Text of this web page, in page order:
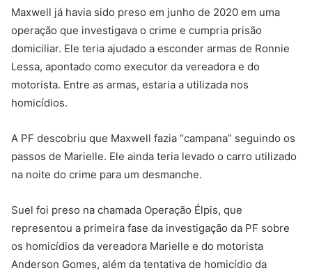
Maxwell já havia sido preso em junho de 2020 em uma
operação que investigava o crime e cumpria prisão
domiciliar. Ele teria ajudado a esconder armas de Ronnie
Lessa, apontado como executor da vereadora e do
motorista. Entre as armas, estaria a utilizada nos
homicídios.
A PF descobriu que Maxwell fazia “campana” seguindo os
passos de Marielle. Ele ainda teria levado o carro utilizado
na noite do crime para um desmanche.
Suel foi preso na chamada Operação Élpis, que
representou a primeira fase da investigação da PF sobre
os homicídios da vereadora Marielle e do motorista
Anderson Gomes, além da tentativa de homicídio da